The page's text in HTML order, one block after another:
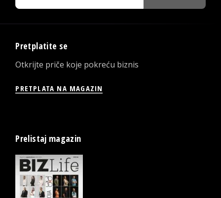
Pretplatite se
Otkrijte priče koje pokreću biznis
PRETPLATA NA MAGAZIN
Prelistaj magazin